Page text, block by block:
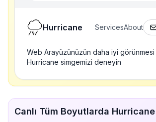
Hurricane ServicesAbout
Web Arayüzünüzün daha iyi görünmesi
Hurricane simgemizi deneyin
Canlı Tüm Boyutlarda